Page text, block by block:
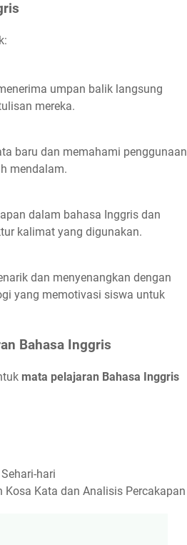
umpan balik langsung
mereka.
baru dan memahami penggunaan
mendalam.
dalam bahasa Inggris dan
kalimat yang digunakan.
dan menyenangkan dengan
yang memotivasi siswa untuk
Bahasa Inggris
mata pelajaran Bahasa Inggris
hari
Kata dan Analisis Percakapan